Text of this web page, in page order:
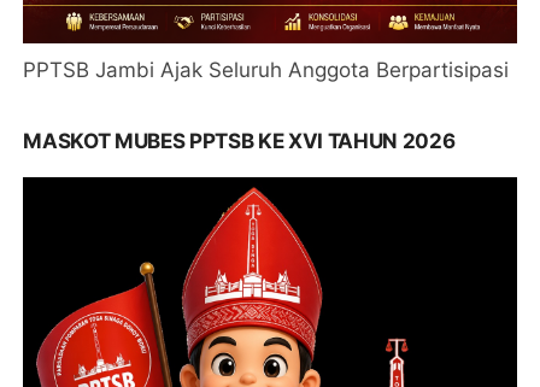
PPTSB Jambi Ajak Seluruh Anggota Berpartisipasi
MASKOT MUBES PPTSB KE XVI TAHUN 2026